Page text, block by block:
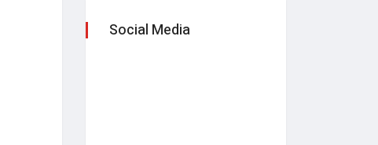
Social Media